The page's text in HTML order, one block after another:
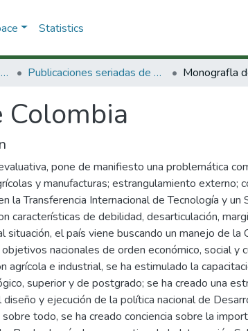
Statistics
3.2.2. Publicaciones Minciencias Publicaciones seriadas de Minciencias Monografla
pone de manifiesto una problemática
y manufacturas; estrangulamiento externo;
la Transferencia Internacional de Tecnología y un
características de debilidad, desarticulación,
situación, el país viene buscando un manejo de la
nacionales de orden económico, social y
agrícola e industrial, se ha estimulado la
superior y de postgrado; se ha creado una
diseño y ejecución de la política nacional de
sobre todo, se ha creado conciencia sobre la